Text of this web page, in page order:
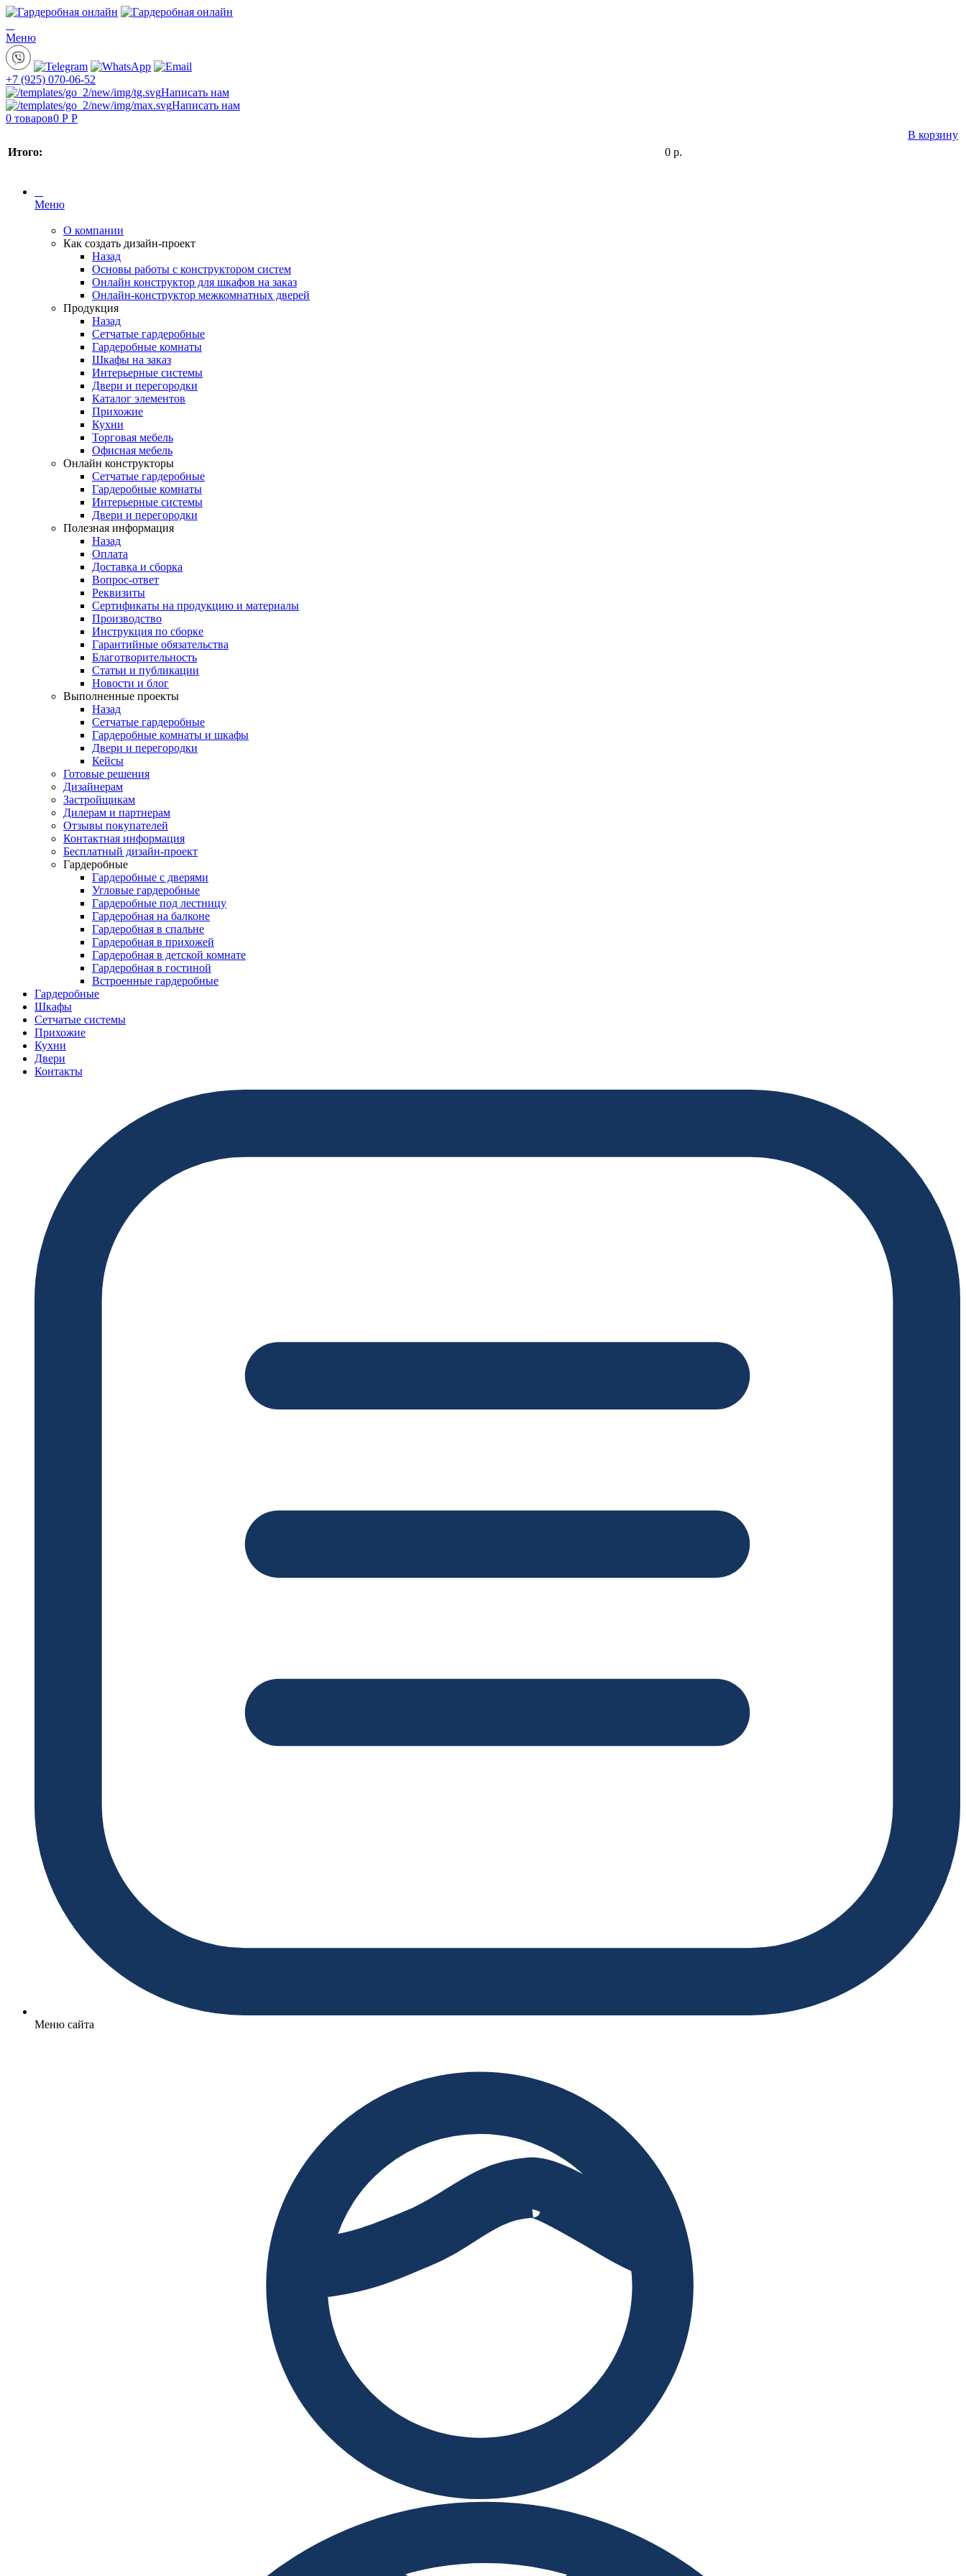
Меню
+7 (925) 070-06-52
Написать нам
Написать нам
0 товаров0 Р Р
В корзину
Итого:
0 р.
Меню
О компании
Как создать дизайн-проект
Назад
Основы работы с конструктором систем
Онлайн конструктор для шкафов на заказ
Онлайн-конструктор межкомнатных дверей
Продукция
Назад
Сетчатые гардеробные
Гардеробные комнаты
Шкафы на заказ
Интерьерные системы
Двери и перегородки
Каталог элементов
Прихожие
Кухни
Торговая мебель
Офисная мебель
Онлайн конструкторы
Сетчатые гардеробные
Гардеробные комнаты
Интерьерные системы
Двери и перегородки
Полезная информация
Назад
Оплата
Доставка и сборка
Вопрос-ответ
Реквизиты
Сертификаты на продукцию и материалы
Производство
Инструкция по сборке
Гарантийные обязательства
Благотворительность
Статьи и публикации
Новости и блог
Выполненные проекты
Назад
Сетчатые гардеробные
Гардеробные комнаты и шкафы
Двери и перегородки
Кейсы
Готовые решения
Дизайнерам
Застройщикам
Дилерам и партнерам
Отзывы покупателей
Контактная информация
Бесплатный дизайн-проект
Гардеробные
Гардеробные с дверями
Угловые гардеробные
Гардеробные под лестницу
Гардеробная на балконе
Гардеробная в спальне
Гардеробная в прихожей
Гардеробная в детской комнате
Гардеробная в гостиной
Встроенные гардеробные
Гардеробные
Шкафы
Сетчатые системы
Прихожие
Кухни
Двери
Контакты
Меню сайта